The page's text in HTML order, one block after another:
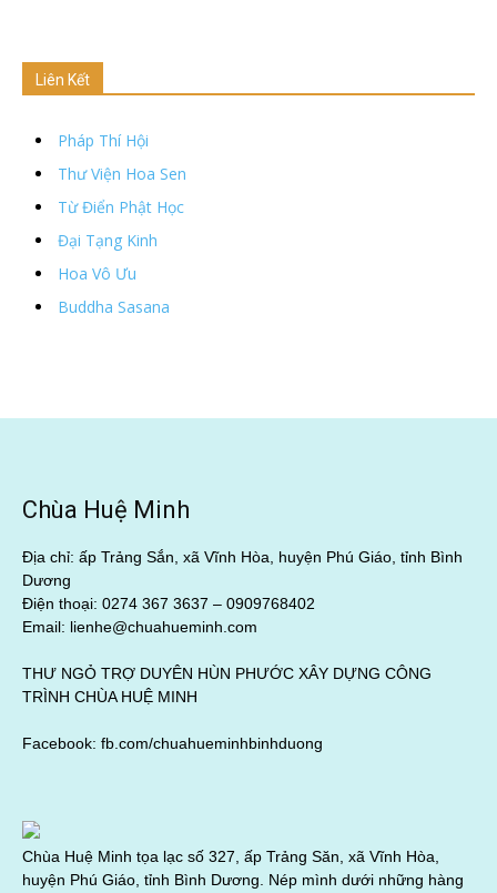
Liên Kết
Pháp Thí Hội
Thư Viện Hoa Sen
Từ Điển Phật Học
Đại Tạng Kinh
Hoa Vô Ưu
Buddha Sasana
Chùa Huệ Minh
Địa chỉ: ấp Trảng Sắn, xã Vĩnh Hòa, huyện Phú Giáo, tỉnh Bình
Dương
Điện thoại: 0274 367 3637 – 0909768402
Email: lienhe@chuahueminh.com
THƯ NGỎ TRỢ DUYÊN HÙN PHƯỚC XÂY DỰNG CÔNG
TRÌNH CHÙA HUỆ MINH
Facebook: fb.com/chuahueminhbinhduong
Chùa Huệ Minh tọa lạc số 327, ấp Trảng Săn, xã Vĩnh Hòa,
huyện Phú Giáo, tỉnh Bình Dương. Nép mình dưới những hàng